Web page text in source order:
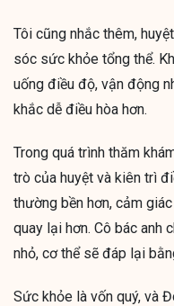
Tôi cũng nhắc thêm,
sóc sức khỏe tổng thể.
uống điều độ, vận động
khắc dễ điều hòa hơn.
Trong quá trình thăm
trò của huyệt và kiên trì
thường bền hơn, cảm
quay lại hơn. Cô bác anh
nhỏ, cơ thể sẽ đáp lại
Sức khỏe là vốn quý, và